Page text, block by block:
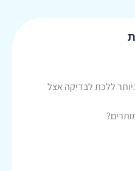
ללכת לבדיקה אצל